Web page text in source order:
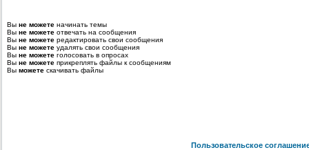
Вы не можете начинать темы
Вы не можете отвечать на сообщения
Вы не можете редактировать свои сообщения
Вы не можете удалять свои сообщения
Вы не можете голосовать в опросах
Вы не можете прикреплять файлы к сообщениям
Вы можете скачивать файлы
Пользовательское